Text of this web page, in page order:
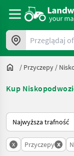
Przeglądaj oferty
/ Przyczepy /
Kup
Tak sortuje się na
x Przyczepy x